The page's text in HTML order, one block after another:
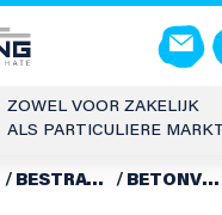
ZOWEL VOOR ZAKELIJK
ALS PARTICULIERE MARKT
BESTRATING REINIGEN BETONVLOER REINIGEN